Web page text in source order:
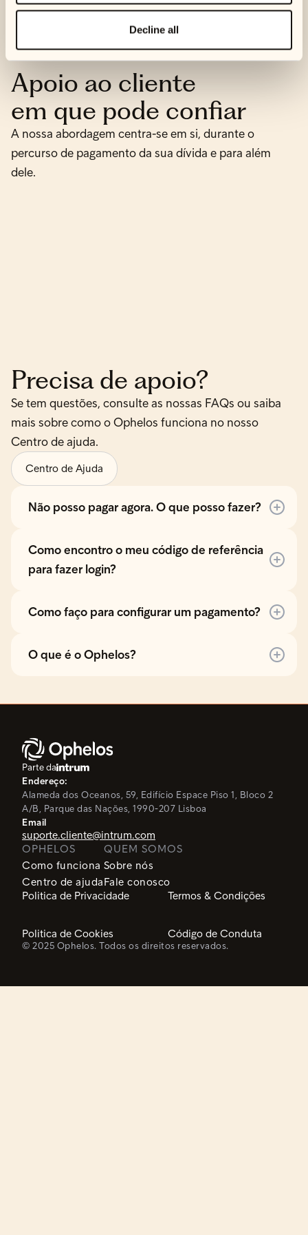
Decline all
Apoio ao cliente
em que pode confiar
A nossa abordagem centra-se em si, durante o
percurso de pagamento da sua dívida e para além
dele.
Precisa de apoio?
Se tem questões, consulte as nossas FAQs ou saiba
mais sobre como o Ophelos funciona no nosso
Centro de ajuda.
Centro de Ajuda
Não posso pagar agora. O que posso fazer?
Como encontro o meu código de referência
para fazer login?
Como faço para configurar um pagamento?
O que é o Ophelos?
Parte da
Endereço:
Alameda dos Oceanos, 59, Edifício Espace Piso 1, Bloco 2
A/B, Parque das Nações, 1990-207 Lisboa
Email
suporte.cliente@intrum.com
OPHELOS
Como funciona
Centro de ajuda
QUEM SOMOS
Sobre nós
Fale conosco
Politica de Privacidade
Termos & Condições
Politica de Cookies Código de Conduta
© 2025 Ophelos. Todos os direitos reservados.